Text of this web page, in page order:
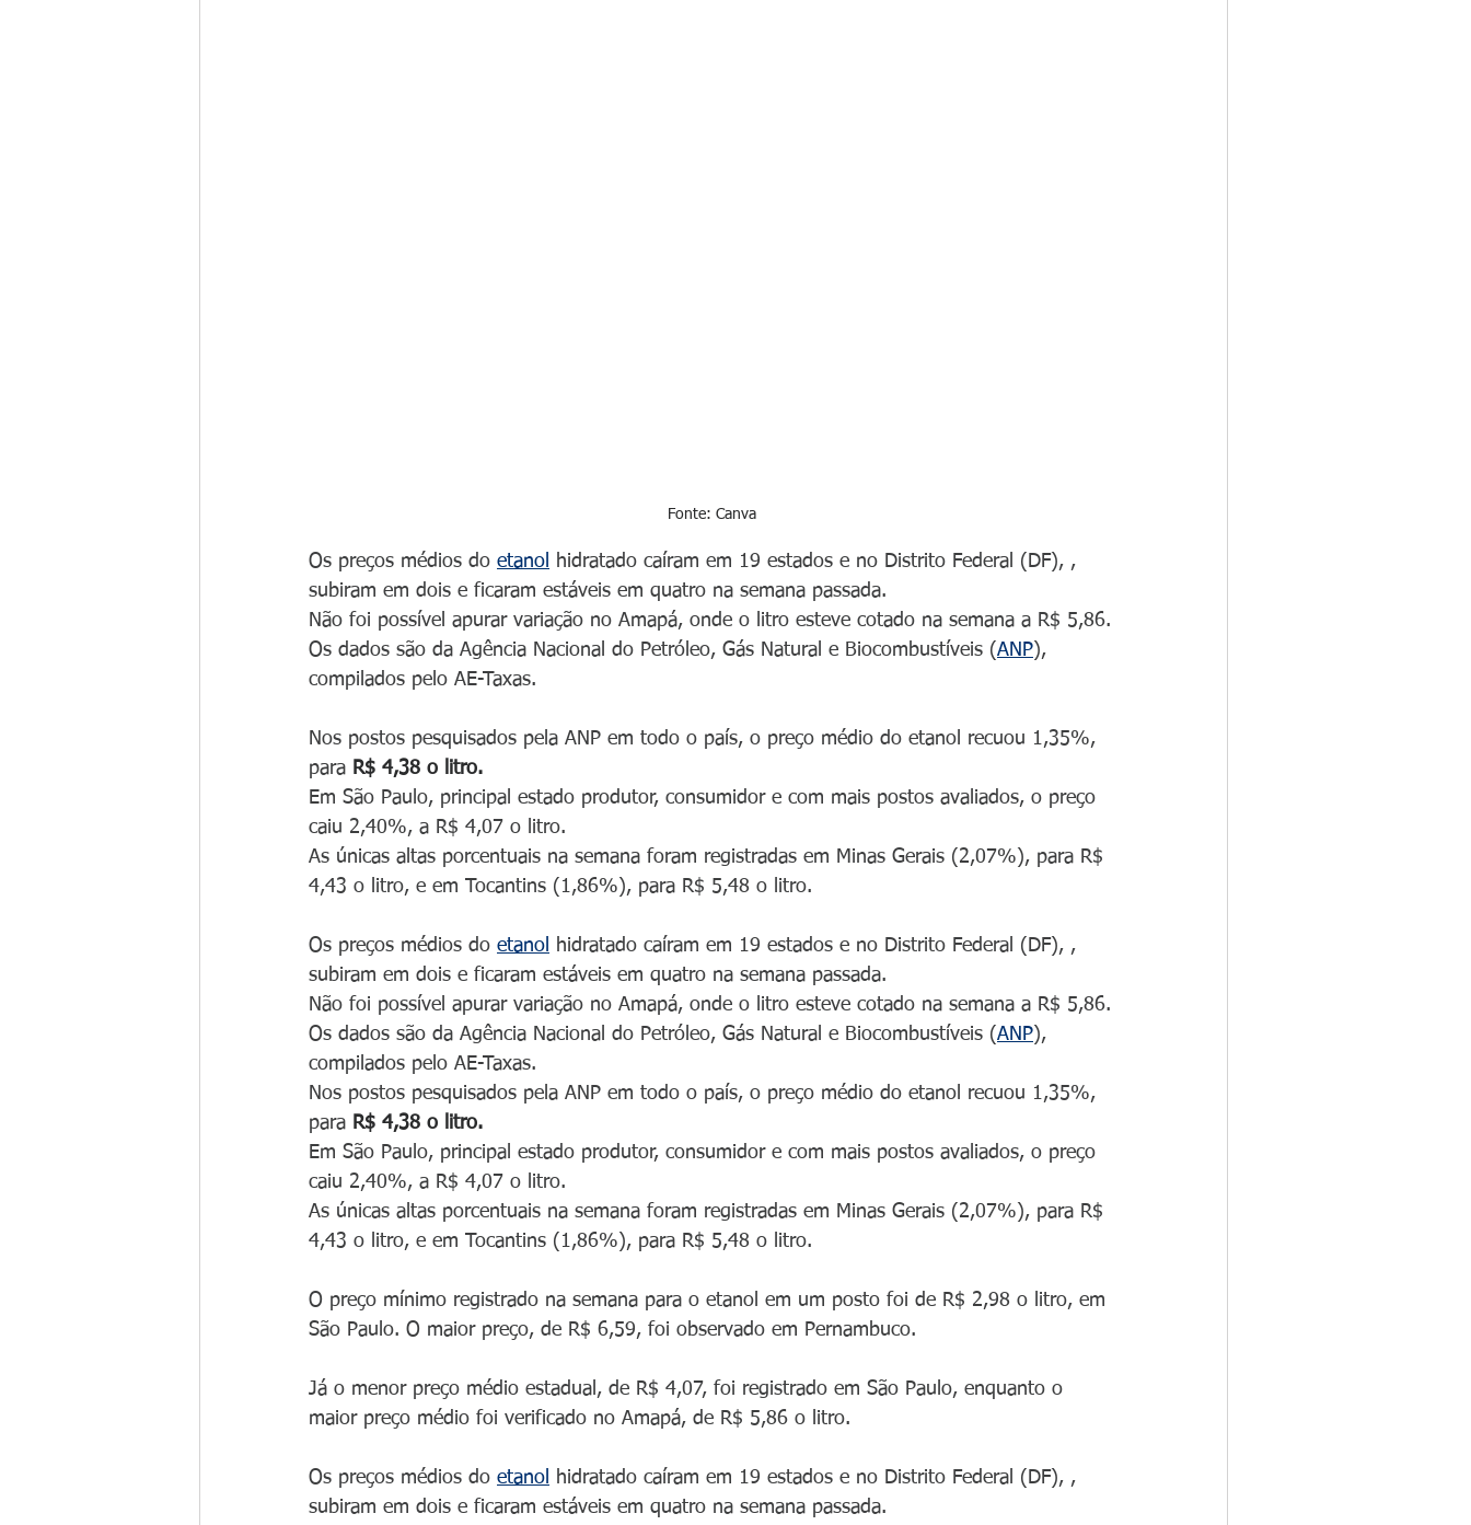
Fonte: Canva
Os preços médios do etanol
hidratado caíram em 19 estados e no Distrito Federal (DF), ,
subiram em dois e ficaram estáveis em quatro na semana passada.
Não foi possível apurar variação no Amapá, onde o litro esteve cotado na semana a R$ 5,86.
Os dados são da Agência Nacional do Petróleo, Gás Natural e Biocombustíveis (ANP),
compilados pelo AE-Taxas.
Nos postos pesquisados pela ANP em todo o país, o preço médio do etanol recuou 1,35%,
para R$ 4,38 o litro.
Em São Paulo, principal estado produtor, consumidor e com mais postos avaliados, o preço
caiu 2,40%, a R$ 4,07 o litro.
As únicas altas porcentuais na semana foram registradas em Minas Gerais (2,07%), para R$
4,43 o litro, e em Tocantins (1,86%), para R$ 5,48 o litro.
Os preços médios do etanol
hidratado caíram em 19 estados e no Distrito Federal (DF), ,
subiram em dois e ficaram estáveis em quatro na semana passada.
Não foi possível apurar variação no Amapá, onde o litro esteve cotado na semana a R$ 5,86.
Os dados são da Agência Nacional do Petróleo, Gás Natural e Biocombustíveis (ANP),
compilados pelo AE-Taxas.
Nos postos pesquisados pela ANP em todo o país, o preço médio do etanol recuou 1,35%,
para R$ 4,38 o litro.
Em São Paulo, principal estado produtor, consumidor e com mais postos avaliados, o preço
caiu 2,40%, a R$ 4,07 o litro.
As únicas altas porcentuais na semana foram registradas em Minas Gerais (2,07%), para R$
4,43 o litro, e em Tocantins (1,86%), para R$ 5,48 o litro.
O preço mínimo registrado na semana para o etanol em um posto foi de R$ 2,98 o litro, em
São Paulo. O maior preço, de R$ 6,59, foi observado em Pernambuco.
Já o menor preço médio estadual, de R$ 4,07, foi registrado em São Paulo, enquanto o
maior preço médio foi verificado no Amapá, de R$ 5,86 o litro.
Os preços médios do etanol
hidratado caíram em 19 estados e no Distrito Federal (DF), ,
subiram em dois e ficaram estáveis em quatro na semana passada.